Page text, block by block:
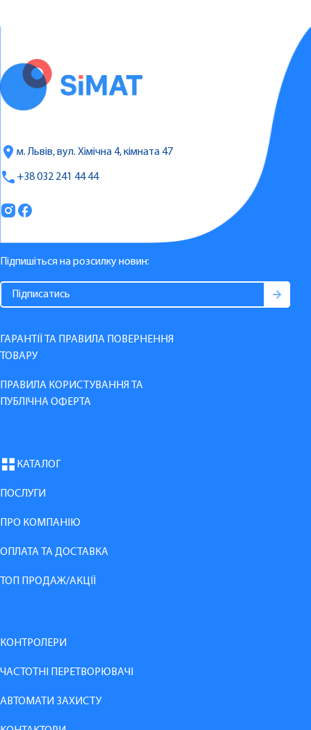
м. Львів, вул. Хімічна 4, кімната 47
+38 032 241 44 44
Підпишіться на розсилку новин:
ГАРАНТІЇ ТА ПРАВИЛА ПОВЕРНЕННЯ
ТОВАРУ
ПРАВИЛА КОРИСТУВАННЯ ТА
ПУБЛІЧНА ОФЕРТА
КАТАЛОГ
ПОСЛУГИ
ПРО КОМПАНІЮ
ОПЛАТА ТА ДОСТАВКА
ТОП ПРОДАЖ/АКЦІЇ
КОНТРОЛЕРИ
ЧАСТОТНІ ПЕРЕТВОРЮВАЧІ
АВТОМАТИ ЗАХИСТУ